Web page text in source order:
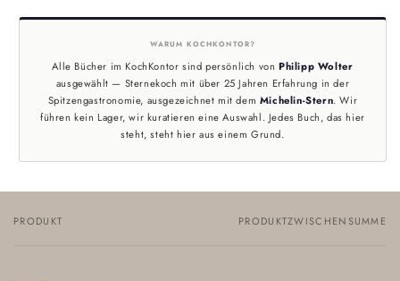
WARUM KOCHKONTOR?
Alle Bücher im KochKontor sind persönlich vonPhilipp Wolter
ausgewählt — Sternekoch mit über 25 Jahren Erfahrung in der
Spitzengastronomie, ausgezeichnet mit dem Michelin-Stern. Wir
führen kein Lager, wir kuratieren eine Auswahl. Jedes Buch, das hier
steht, steht hier aus einem Grund.
Dein
PRODUKT PRODUKTZWISCHENSUMME